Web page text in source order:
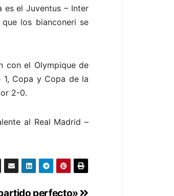
es el Juventus – Inter
los bianconeri se
con el Olympique de
Copa y Copa de la
2-0.
al Real Madrid –
perfecto»